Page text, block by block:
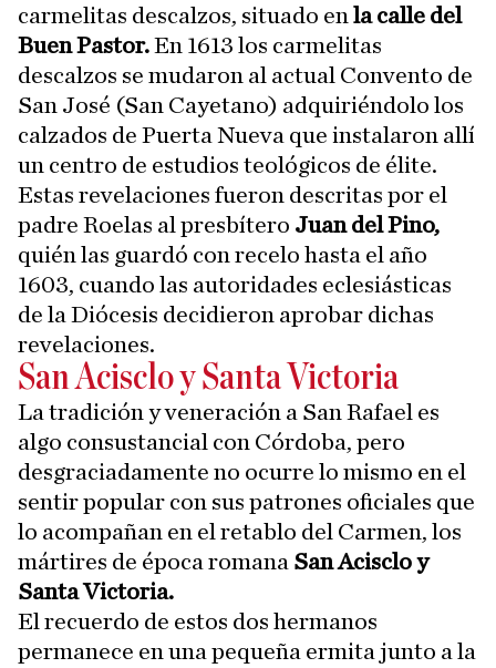
carmelitas descalzos, situado en la calle del
Buen Pastor.En 1613 los carmelitas
descalzos se mudaron al actual Convento de
San José (San Cayetano) adquiriéndolo los
calzados de Puerta Nueva que instalaron allí
un centro de estudios teológicos de élite.
Estas revelaciones fueron descritas por el
padre Roelas al presbítero Juan del Pino,
quién las guardó con recelo hasta el año
1603, cuando las autoridades eclesiásticas
de la Diócesis decidieron aprobar dichas
revelaciones.
San Acisclo y Santa Victoria
La tradición y veneración a San Rafael es
algo consustancial con Córdoba, pero
desgraciadamente no ocurre lo mismo en el
sentir popular con sus patrones oficiales que
lo acompañan en el retablo del Carmen, los
mártires de época romana San Acisclo y
Santa Victoria.
El recuerdo de estos dos hermanos
permanece en una pequeña ermita junto a la